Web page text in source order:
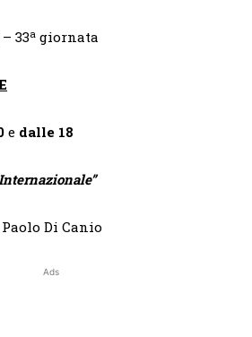
– 33a giornata
e dalle 18
Di Canio
Ads